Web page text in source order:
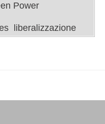
Power
liberalizzazione